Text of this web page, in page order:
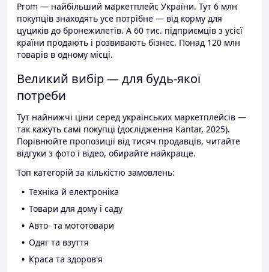
Prom — найбільший маркетплейс України. Тут 6 млн
покупців знаходять усе потрібне — від корму для
цуциків до бронежилетів. А 60 тис. підприємців з усієї
країни продають і розвивають бізнес. Понад 120 млн
товарів в одному місці.
Великий вибір — для будь-якої
потреби
Тут найнижчі ціни серед українських маркетплейсів —
так кажуть самі покупці (дослідження Kantar, 2025).
Порівнюйте пропозиції від тисяч продавців, читайте
відгуки з фото і відео, обирайте найкраще.
Топ категорій за кількістю замовлень:
Техніка й електроніка
Товари для дому і саду
Авто- та мототовари
Одяг та взуття
Краса та здоров'я